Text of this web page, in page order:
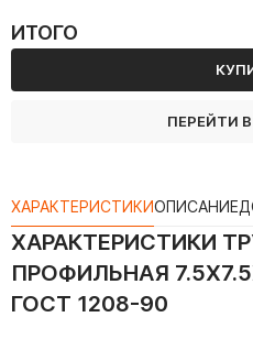
ИТОГО
ПЕРЕЙТИ
ХАРАКТЕРИСТИКИОПИСАНИЕ
ХАРАКТЕРИСТИКИ
ПРОФИЛЬНАЯ
ГОСТ 1208-90